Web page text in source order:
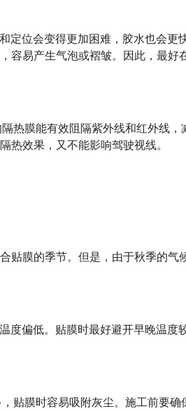
定位会变得更加困难，胶水也会更
容易产生气泡或褶皱。因此，最好
热膜能有效阻隔紫外线和红外线，
热效果，又不能影响驾驶视线。
贴膜的季节。但是，由于秋季的气
度偏低。贴膜时最好避开早晚温度
贴膜时容易吸附灰尘。施工前要确